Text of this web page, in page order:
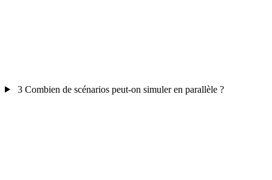
3 Combien de scénarios peut-on simuler en parallèle ?